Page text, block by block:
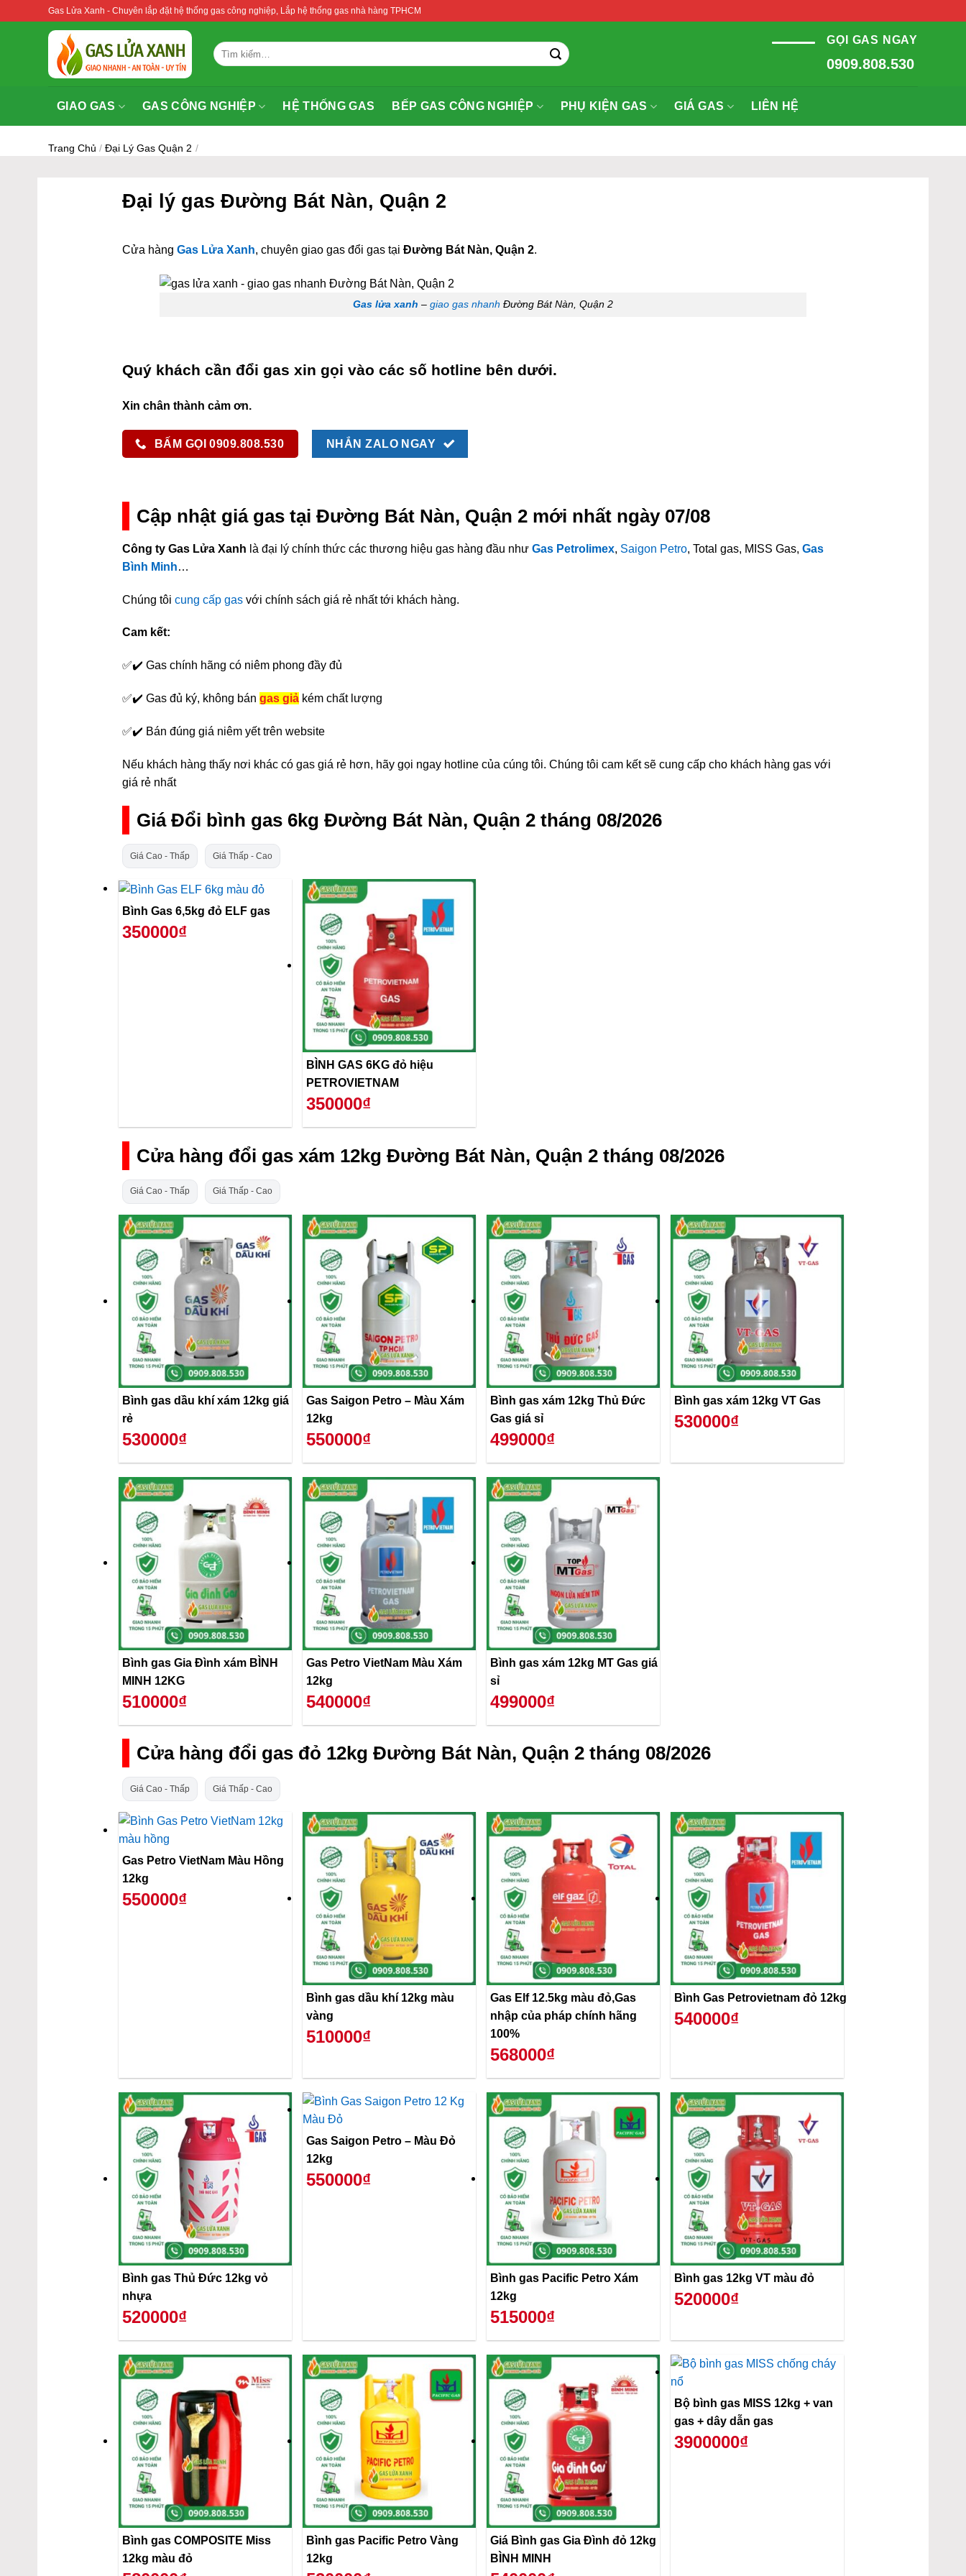
Gas Lửa Xanh - Chuyên lắp đặt hệ thống gas công nghiệp, Lắp hệ thống gas nhà hàng TPHCM
Tìm
kiếm:
GỌI GAS NGAY
0909.808.530
GIAO GAS GAS CÔNG NGHIỆP HỆ THỐNG GAS BẾP GAS CÔNG NGHIỆP PHỤ KIỆN GAS GIÁ GAS LIÊN HỆ
Trang Chủ / Đại Lý Gas Quận 2 /
Đại lý gas Đường Bát Nàn, Quận 2
Cửa hàngGas Lửa Xanh, chuyên giao gas đổi gas tạiĐường Bát Nàn, Quận 2.
Gas lửa xanh – giao gas nhanh Đường Bát Nàn, Quận 2
Quý khách cần đổi gas xin gọi vào các số hotline bên dưới.
Xin chân thành cảm ơn.
BẤM GỌI 0909.808.530 NHẮN ZALO NGAY
Cập nhật giá gas tại Đường Bát Nàn, Quận 2 mới nhất ngày 07/08
Công ty Gas Lửa Xanh là đại lý chính thức các thương hiệu gas hàng đầu nhưGas Petrolimex, Saigon Petro, Total gas, MISS Gas,Gas
Bình Minh…
Chúng tôicung cấp gas với chính sách giá rẻ nhất tới khách hàng.
Cam kết:
✅✔️ Gas chính hãng có niêm phong đầy đủ
✅✔️ Gas đủ ký, không bángas giả kém chất lượng
✅✔️ Bán đúng giá niêm yết trên website
Nếu khách hàng thấy nơi khác có gas giá rẻ hơn, hãy gọi ngay hotline của cúng tôi. Chúng tôi cam kết sẽ cung cấp cho khách hàng gas với
giá rẻ nhất
Giá Đổi bình gas 6kg Đường Bát Nàn, Quận 2 tháng 08/2026
Giá Cao - Thấp Giá Thấp - Cao
Bình Gas 6,5kg đỏ ELF gas
350000₫
BÌNH GAS 6KG đỏ hiệu
PETROVIETNAM
350000₫
Cửa hàng đổi gas xám 12kg Đường Bát Nàn, Quận 2 tháng 08/2026
Giá Cao - Thấp Giá Thấp - Cao
Bình gas dầu khí xám 12kg giá
rẻ
530000₫
Gas Saigon Petro – Màu Xám
12kg
550000₫
Bình gas xám 12kg Thủ Đức
Gas giá sỉ
499000₫
Bình gas xám 12kg VT Gas
530000₫
Bình gas Gia Đình xám BÌNH
MINH 12KG
510000₫
Gas Petro VietNam Màu Xám
12kg
540000₫
Bình gas xám 12kg MT Gas giá
sỉ
499000₫
Cửa hàng đổi gas đỏ 12kg Đường Bát Nàn, Quận 2 tháng 08/2026
Giá Cao - Thấp Giá Thấp - Cao
Gas Petro VietNam Màu Hồng
12kg
550000₫
Bình gas dầu khí 12kg màu
vàng
510000₫
Gas Elf 12.5kg màu đỏ,Gas
nhập của pháp chính hãng
100%
568000₫
Bình Gas Petrovietnam đỏ 12kg
540000₫
Bình gas Thủ Đức 12kg vỏ
nhựa
520000₫
Gas Saigon Petro – Màu Đỏ
12kg
550000₫
Bình gas Pacific Petro Xám
12kg
515000₫
Bình gas 12kg VT màu đỏ
520000₫
Bình gas COMPOSITE Miss
12kg màu đỏ
Bình gas Pacific Petro Vàng
12kg
Giá Bình gas Gia Đình đỏ 12kg
BÌNH MINH
Bộ bình gas MISS 12kg + van
gas + dây dẫn gas
3900000₫